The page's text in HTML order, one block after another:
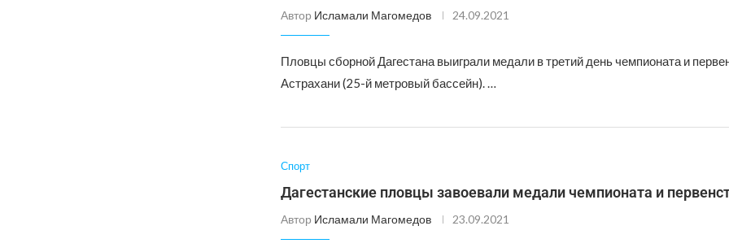
Автор Исламали Магомедов 24.09.2021
Пловцы сборной Дагестана выиграли медали в третий день чемпионата и
Астрахани (25-й метровый бассейн). …
Спорт
Дагестанские пловцы завоевали медали чемпионата и
Автор Исламали Магомедов 23.09.2021